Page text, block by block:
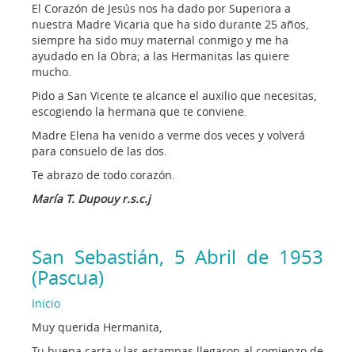
El Corazón de Jesús nos ha dado por Superiora a
nuestra Madre Vicaria que ha sido durante 25 años,
siempre ha sido muy maternal conmigo y me ha
ayudado en la Obra; a las Hermanitas las quiere
mucho.
Pido a San Vicente te alcance el auxilio que necesitas,
escogiendo la hermana que te conviene.
Madre Elena ha venido a verme dos veces y volverá
para consuelo de las dos.
Te abrazo de todo corazón.
María T. Dupouy r.s.c.j
San Sebastián, 5 Abril de 1953
(Pascua)
Inicio
Muy querida Hermanita,